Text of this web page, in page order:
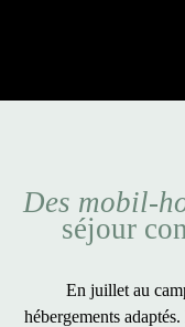
Des mobil-
séjour
En juillet au
hébergements